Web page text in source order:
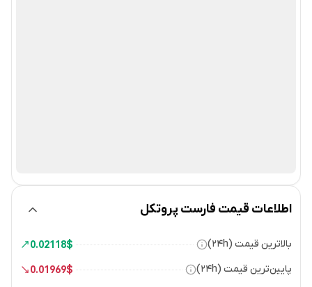
اطلاعات قیمت فارست پروتکل
بالاترین قیمت (۲۴h) $
0.02118
پایین‌ترین قیمت (۲۴h) $
0.01969